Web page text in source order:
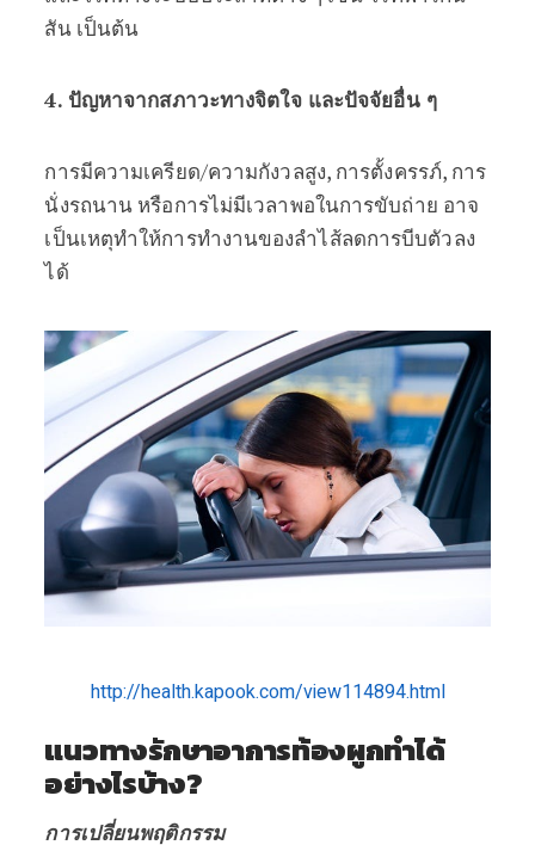
สัน เป็นต้น
4. ปัญหาจากสภาวะทางจิตใจ และปัจจัยอื่น ๆ
การมีความเครียด/ความกังวลสูง, การตั้งครรภ์, การ
นั่งรถนาน หรือการไม่มีเวลาพอในการขับถ่าย อาจ
เป็นเหตุทำให้การทำงานของลำไส้ลดการบีบตัวลง
ได้
http://health.kapook.com/view114894.html
แนวทางรักษาอาการท้องผูกทำได้
อย่างไรบ้าง?
การเปลี่ยนพฤติกรรม